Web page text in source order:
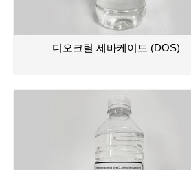
디오크틸 세바케이트 (DOS)